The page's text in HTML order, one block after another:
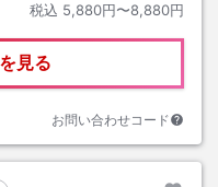
税込 5,880円〜8,880円
見る
お問い合わせコード